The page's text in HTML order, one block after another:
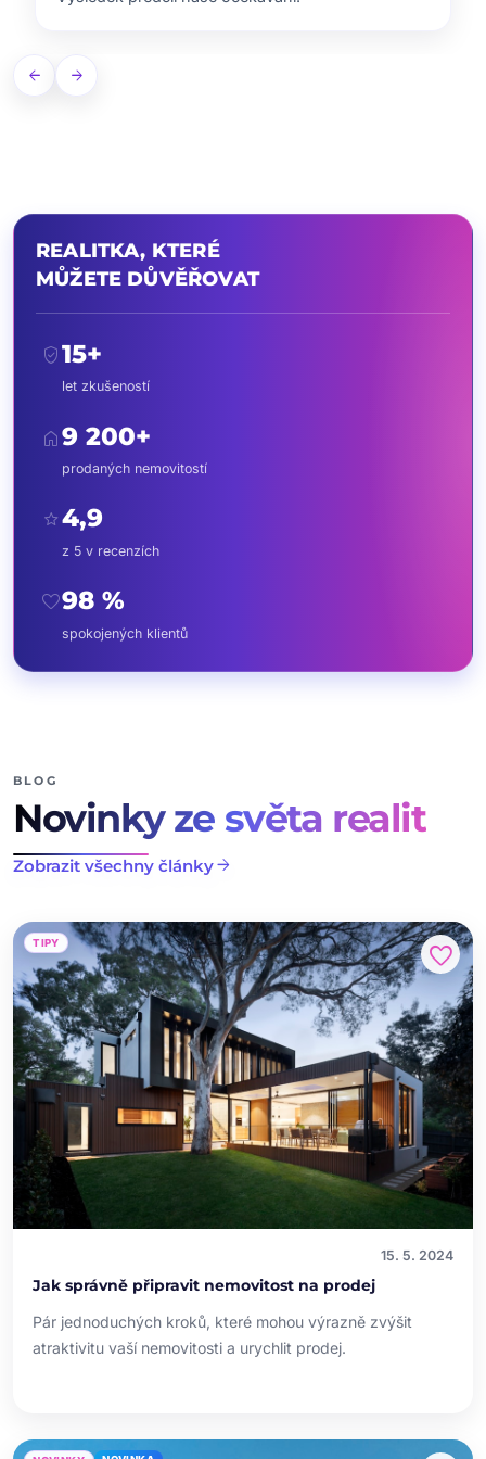
arrow_back arrow_forward
REALITKA, KTERÉ
MŮŽETE DŮVĚŘOVAT
verified_user15+
let zkušeností
home9 200+
prodaných nemovitostí
star4,9
z 5 v recenzích
favorite98 %
spokojených klientů
BLOG
Novinky ze světa realit
Zobrazit všechny článkyarrow_forward
TIPY favorite
15. 5. 2024
Jak správně připravit nemovitost na prodej
Pár jednoduchých kroků, které mohou výrazně zvýšit
atraktivitu vaší nemovitosti a urychlit prodej.